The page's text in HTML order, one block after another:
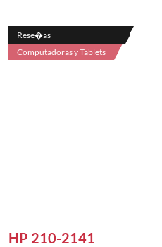
Rese�as
Computadoras y Tablets
HP 210-2141